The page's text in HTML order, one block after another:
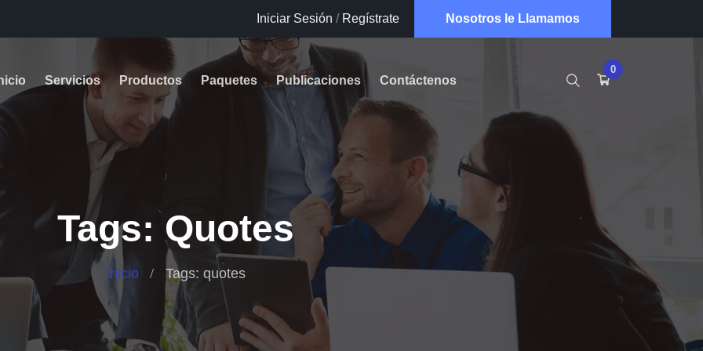
Iniciar Sesión / Regístrate Nosotros le Llamamos
Servicios Productos Paquetes Publicaciones Contáctenos
0
Tags: Quotes
Inicio Tags: quotes